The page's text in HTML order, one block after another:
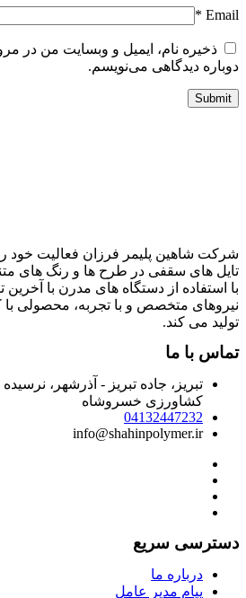
Email
*
ذخیره نام، ایمیل و وبسایت من در
دوباره دیدگاهی می‌نویسم.
تایل های سقفی در طرح ها و رنگ های
با استفاده از دستگاه های مدرن با آخرین
نیروهای متخصص و با تجربه، محصولی
تولید می کند.
تماس با ما
تبریز، جاده تبریز - آذرشهر،
کشاورزی خسروشاه
04132447232
info@shahinpolymer.ir
دسترسی سریع
درباره ما
پیام مدیر عامل